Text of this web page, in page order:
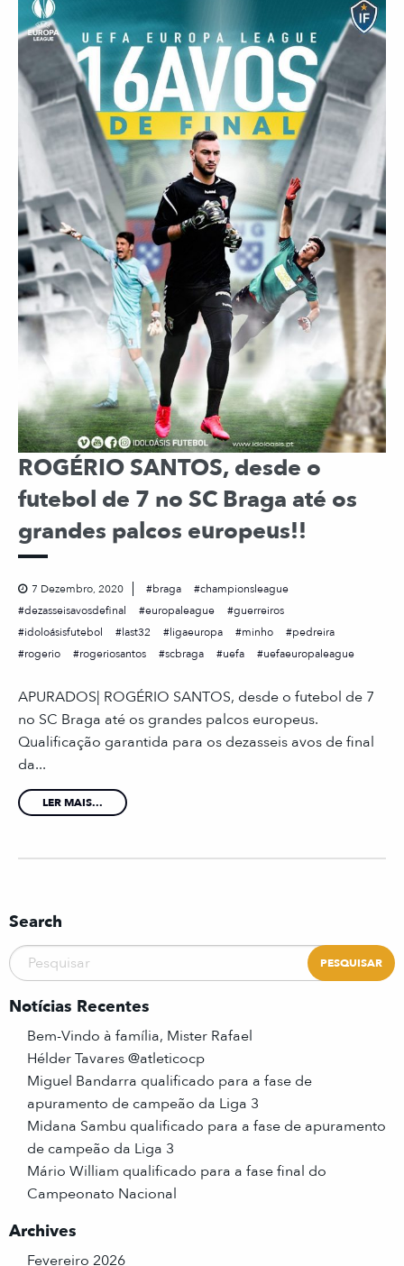
ROGÉRIO SANTOS, desde o
futebol de 7 no SC Braga até os
grandes palcos europeus!!
7 Dezembro, 2020 braga
championsleague
dezasseisavosdefinal
europaleague
guerreiros
idoloásisfutebol
last32 ligaeuropa minho
pedreira
rogerio
rogeriosantos scbraga uefa uefaeuropaleague
APURADOS| ROGÉRIO SANTOS, desde o futebol de 7
no SC Braga até os grandes palcos europeus.
Qualificação garantida para os dezasseis avos de final
da...
LER MAIS...
Search
Notícias Recentes
Bem-Vindo à família, Mister Rafael
Hélder Tavares @atleticocp
Miguel Bandarra qualificado para a fase de
apuramento de campeão da Liga 3
Midana Sambu qualificado para a fase de apuramento
de campeão da Liga 3
Mário William qualificado para a fase final do
Campeonato Nacional
Archives
Fevereiro 2026